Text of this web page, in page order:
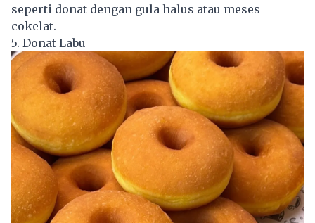
seperti donat dengan gula halus atau meses
cokelat.
5. Donat Labu